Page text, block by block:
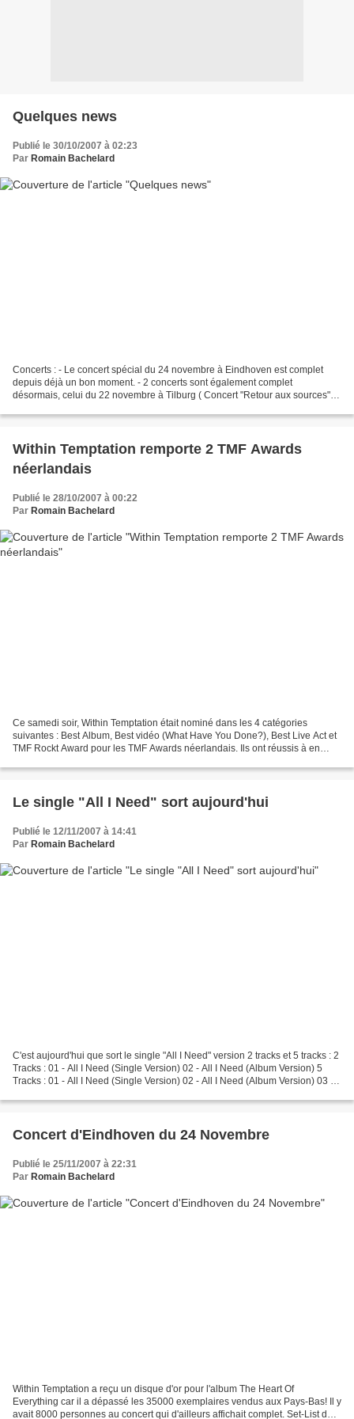
Quelques news
Publié le 30/10/2007 à 02:23
Par Romain Bachelard
Concerts : - Le concert spécial du 24 novembre à Eindhoven est complet
depuis déjà un bon moment. - 2 concerts sont également complet
désormais, celui du 22 novembre à Tilburg ( Concert "Retour aux sources")
Within Temptation remporte 2 TMF Awards
néerlandais
Publié le 28/10/2007 à 00:22
Par Romain Bachelard
Ce samedi soir, Within Temptation était nominé dans les 4 catégories
suivantes : Best Album, Best vidéo (What Have You Done?), Best Live Act et
TMF Rockt Award pour les TMF Awards néerlandais. Ils ont réussis à en
Le single "All I Need" sort aujourd'hui
Publié le 12/11/2007 à 14:41
Par Romain Bachelard
C'est aujourd'hui que sort le single "All I Need" version 2 tracks et 5 tracks : 2
Tracks : 01 - All I Need (Single Version) 02 - All I Need (Album Version) 5
Tracks : 01 - All I Need (Single Version) 02 - All I Need (Album Version) 03 -
Concert d'Eindhoven du 24 Novembre
Publié le 25/11/2007 à 22:31
Par Romain Bachelard
Within Temptation a reçu un disque d'or pour l'album The Heart Of
Everything car il a dépassé les 35000 exemplaires vendus aux Pays-Bas! Il y
avait 8000 personnes au concert qui d'ailleurs affichait complet. Set-List du